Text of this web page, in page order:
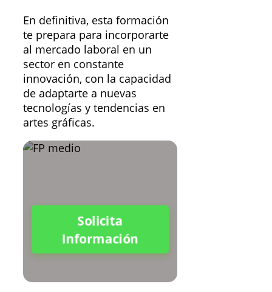
En definitiva, esta formación
te prepara para incorporarte
al mercado laboral en un
sector en constante
innovación, con la capacidad
de adaptarte a nuevas
tecnologías y tendencias en
artes gráficas.
Solicita
Información